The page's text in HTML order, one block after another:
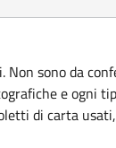
Non sono da
e ogni
di carta